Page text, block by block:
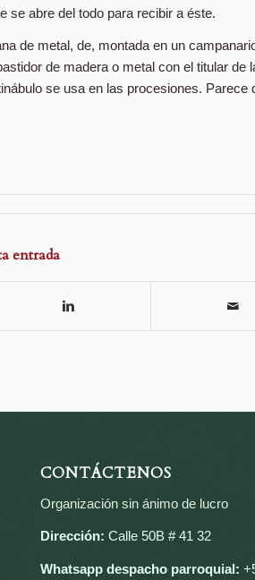
se abre del todo para recibir a éste.
de metal, de, montada en un
de madera o metal con el titular de
se usa en las procesiones. Parece
entrada
CONTÁCTENOS
Organización sin ánimo de lucro
Dirección: Calle 50B # 41 32
Whatsapp despacho parroquial: